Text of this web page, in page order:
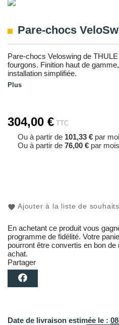
Pare-chocs
Pare-chocs Veloswing de
fourgons. Finition haut de
installation simplifiée.
Plus
304,00 € TTC
Ou à partir de 101,33 € par
Ou à partir de 76,00 € par
Ajouter à la liste de souhaits
En achetant ce produit vous
programme de fidélité. Votre
pourront être convertis en bon
achat.
Partager
Date de livraison estimée le :